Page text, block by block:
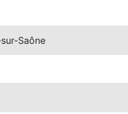
Saône